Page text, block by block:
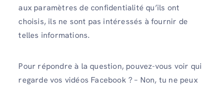
aux paramètres de confidentialité qu’ils ont
choisis, ils ne sont pas intéressés à fournir de
telles informations.
Pour répondre à la question, pouvez-vous voir qui
regarde vos vidéos Facebook ? – Non, tu ne peux